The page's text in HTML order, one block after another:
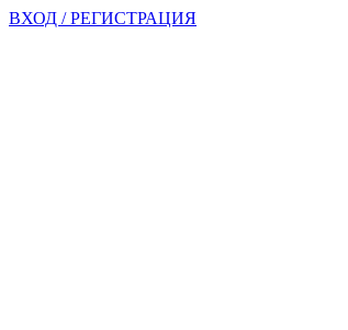
ВХОД / РЕГИСТРАЦИЯ